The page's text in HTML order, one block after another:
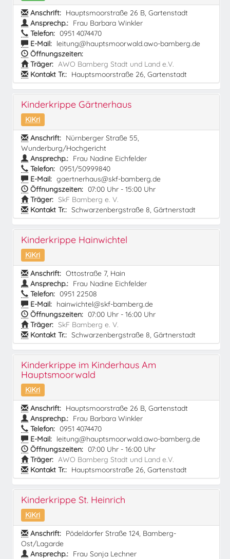
Anschrift: Hauptsmoorstraße 26 B, Gartenstadt
Ansprechp.: Frau Barbara Winkler
Telefon: 0951 4074470
E-Mail: leitung@hauptsmoorwald.awo-bamberg.de
Öffnungszeiten:
Träger: AWO Bamberg Stadt und Land e.V.
Kontakt Tr.: Hauptsmoorstraße 26, Gartenstadt
Kinderkrippe Gärtnerhaus
KiKri
Anschrift: Nürnberger Straße 55,
Wunderburg/Hochgericht
Ansprechp.: Frau Nadine Eichfelder
Telefon: 0951/50999840
E-Mail: gaertnerhaus@skf-bamberg.de
Öffnungszeiten: 07:00 Uhr - 15:00 Uhr
Träger: SkF Bamberg e. V.
Kontakt Tr.: Schwarzenbergstraße 8, Gärtnerstadt
Kinderkrippe Hainwichtel
KiKri
Anschrift: Ottostraße 7, Hain
Ansprechp.: Frau Nadine Eichfelder
Telefon: 0951 22508
E-Mail: hainwichtel@skf-bamberg.de
Öffnungszeiten: 07:00 Uhr - 16:00 Uhr
Träger: SkF Bamberg e. V.
Kontakt Tr.: Schwarzenbergstraße 8, Gärtnerstadt
Kinderkrippe im Kinderhaus Am
Hauptsmoorwald
KiKri
Anschrift: Hauptsmoorstraße 26 B, Gartenstadt
Ansprechp.: Frau Barbara Winkler
Telefon: 0951 4074470
E-Mail: leitung@hauptsmoorwald.awo-bamberg.de
Öffnungszeiten: 07:00 Uhr - 16:00 Uhr
Träger: AWO Bamberg Stadt und Land e.V.
Kontakt Tr.: Hauptsmoorstraße 26, Gartenstadt
Kinderkrippe St. Heinrich
KiKri
Anschrift: Pödeldorfer Straße 124, Bamberg-
Ost/Lagarde
Ansprechp.: Frau Sonja Lechner